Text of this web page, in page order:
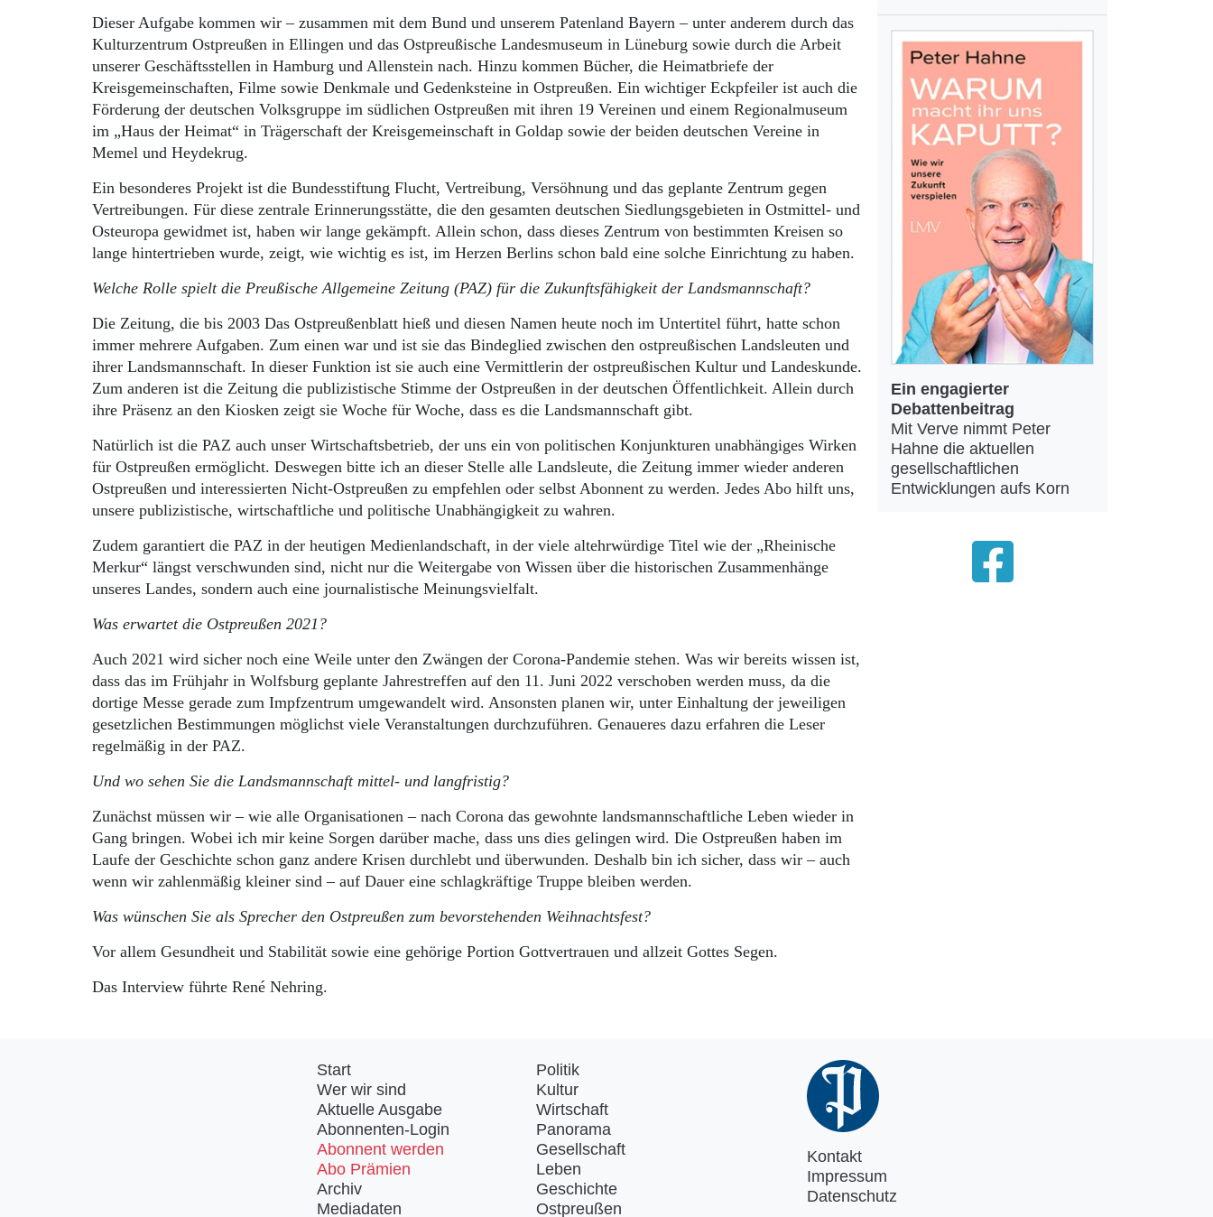
Dieser Aufgabe kommen wir – zusammen mit dem Bund und unserem Patenland Bayern – unter anderem durch das
Kulturzentrum Ostpreußen in Ellingen und das Ostpreußische Landesmuseum in Lüneburg sowie durch die Arbeit
unserer Geschäftsstellen in Hamburg und Allenstein nach. Hinzu kommen Bücher, die Heimatbriefe der
Kreisgemeinschaften, Filme sowie Denkmale und Gedenksteine in Ostpreußen. Ein wichtiger Eckpfeiler ist auch die
Förderung der deutschen Volksgruppe im südlichen Ostpreußen mit ihren 19 Vereinen und einem Regionalmuseum
im „Haus der Heimat“ in Trägerschaft der Kreisgemeinschaft in Goldap sowie der beiden deutschen Vereine in
Memel und Heydekrug.
Ein besonderes Projekt ist die Bundesstiftung Flucht, Vertreibung, Versöhnung und das geplante Zentrum gegen
Vertreibungen. Für diese zentrale Erinnerungsstätte, die den gesamten deutschen Siedlungsgebieten in Ostmittel- und
Osteuropa gewidmet ist, haben wir lange gekämpft. Allein schon, dass dieses Zentrum von bestimmten Kreisen so
lange hintertrieben wurde, zeigt, wie wichtig es ist, im Herzen Berlins schon bald eine solche Einrichtung zu haben.
Welche Rolle spielt die Preußische Allgemeine Zeitung (PAZ) für die Zukunftsfähigkeit der Landsmannschaft?
Die Zeitung, die bis 2003 Das Ostpreußenblatt hieß und diesen Namen heute noch im Untertitel führt, hatte schon
immer mehrere Aufgaben. Zum einen war und ist sie das Bindeglied zwischen den ostpreußischen Landsleuten und
ihrer Landsmannschaft. In dieser Funktion ist sie auch eine Vermittlerin der ostpreußischen Kultur und Landeskunde.
Zum anderen ist die Zeitung die publizistische Stimme der Ostpreußen in der deutschen Öffentlichkeit. Allein durch
ihre Präsenz an den Kiosken zeigt sie Woche für Woche, dass es die Landsmannschaft gibt.
Natürlich ist die PAZ auch unser Wirtschaftsbetrieb, der uns ein von politischen Konjunkturen unabhängiges Wirken
für Ostpreußen ermöglicht. Deswegen bitte ich an dieser Stelle alle Landsleute, die Zeitung immer wieder anderen
Ostpreußen und interessierten Nicht-Ostpreußen zu empfehlen oder selbst Abonnent zu werden. Jedes Abo hilft uns,
unsere publizistische, wirtschaftliche und politische Unabhängigkeit zu wahren.
Zudem garantiert die PAZ in der heutigen Medienlandschaft, in der viele altehrwürdige Titel wie der „Rheinische
Merkur“ längst verschwunden sind, nicht nur die Weitergabe von Wissen über die historischen Zusammenhänge
unseres Landes, sondern auch eine journalistische Meinungsvielfalt.
Was erwartet die Ostpreußen 2021?
Auch 2021 wird sicher noch eine Weile unter den Zwängen der Corona-Pandemie stehen. Was wir bereits wissen ist,
dass das im Frühjahr in Wolfsburg geplante Jahrestreffen auf den 11. Juni 2022 verschoben werden muss, da die
dortige Messe gerade zum Impfzentrum umgewandelt wird. Ansonsten planen wir, unter Einhaltung der jeweiligen
gesetzlichen Bestimmungen möglichst viele Veranstaltungen durchzuführen. Genaueres dazu erfahren die Leser
regelmäßig in der PAZ.
Und wo sehen Sie die Landsmannschaft mittel- und langfristig?
Zunächst müssen wir – wie alle Organisationen – nach Corona das gewohnte landsmannschaftliche Leben wieder in
Gang bringen. Wobei ich mir keine Sorgen darüber mache, dass uns dies gelingen wird. Die Ostpreußen haben im
Laufe der Geschichte schon ganz andere Krisen durchlebt und überwunden. Deshalb bin ich sicher, dass wir – auch
wenn wir zahlenmäßig kleiner sind – auf Dauer eine schlagkräftige Truppe bleiben werden.
Was wünschen Sie als Sprecher den Ostpreußen zum bevorstehenden Weihnachtsfest?
Vor allem Gesundheit und Stabilität sowie eine gehörige Portion Gottvertrauen und allzeit Gottes Segen.
Das Interview führte René Nehring.
Ein engagierter
Debattenbeitrag
Mit Verve nimmt Peter
Hahne die aktuellen
gesellschaftlichen
Entwicklungen aufs Korn
Start
Wer wir sind
Aktuelle Ausgabe
Abonnenten-Login
Abonnent werden
Abo Prämien
Archiv
Mediadaten
Politik
Kultur
Wirtschaft
Panorama
Gesellschaft
Leben
Geschichte
Ostpreußen
Kontakt
Impressum
Datenschutz